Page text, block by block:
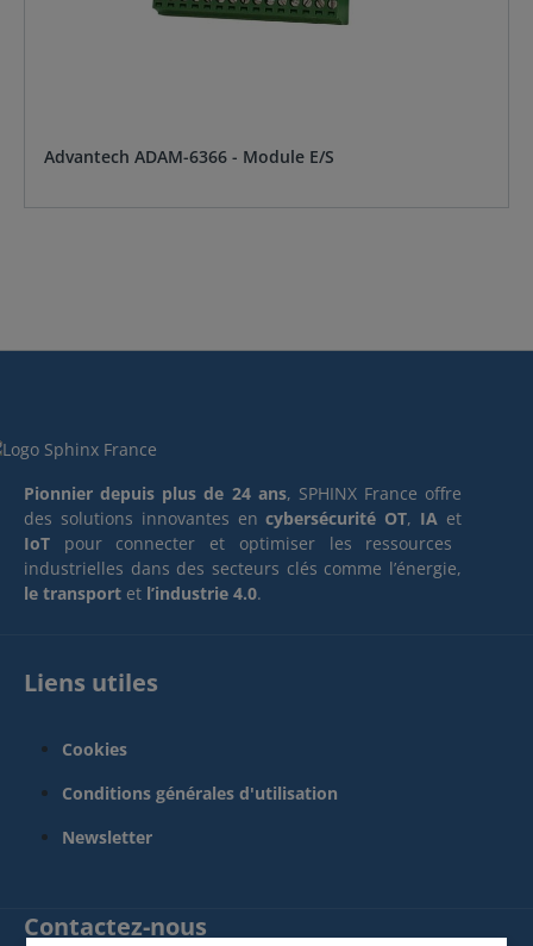
Advantech ADAM-6366 - Module E/S
Pionnier depuis plus de 24 ans, SPHINX France offre
des solutions innovantes encybersécurité OT, IA et
IoT pour connecter et optimiser les ressources
industrielles dans des secteurs clés comme l’énergie,
le transport et l’industrie 4.0.
Liens utiles
Cookies
Conditions générales d'utilisation
Newsletter
Contactez-nous